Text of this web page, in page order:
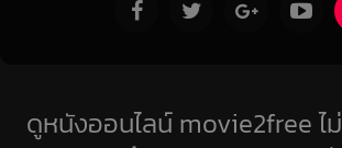
ดูหนังออนไลน์ movie2free